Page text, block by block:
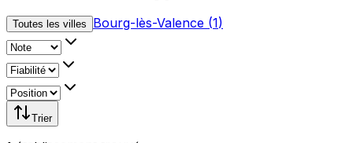
Toutes les villes Bourg-lès-Valence (1)
Trier